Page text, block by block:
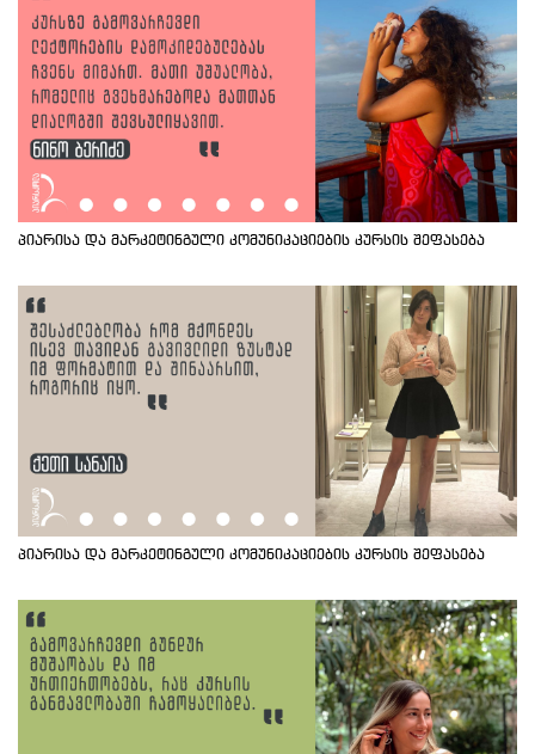
პიარისა და მარკეტინგული კომუნიკაციების კურსის შეფასება
პიარისა და მარკეტინგული კომუნიკაციების კურსის შეფასება